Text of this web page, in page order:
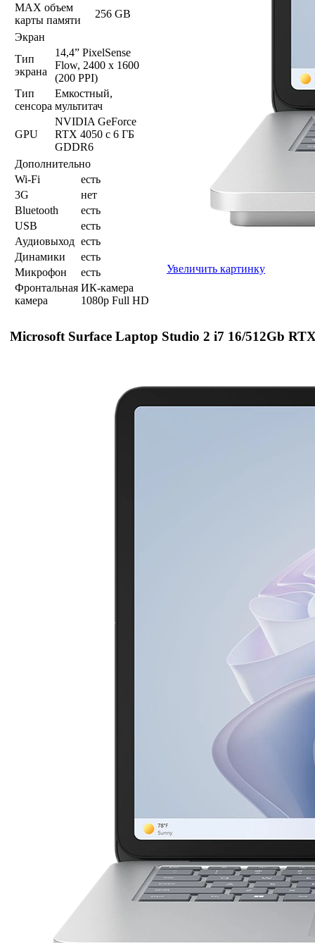
MAX объем
карты памяти
256 GB
Экран
Тип
экрана
14,4” PixelSense
Flow, 2400 x 1600
(200 PPI)
Тип
сенсора
Емкостный,
мультитач
GPU
NVIDIA GeForce
RTX 4050 с 6 ГБ
GDDR6
Дополнительно
Wi-Fi
есть
3G
нет
Bluetooth
есть
USB
есть
Аудиовыход есть
Динамики
есть
Микрофон
есть
Фронтальная
камера
ИК-камера
1080p Full HD
Увеличить картинку
Microsoft Surface Laptop Studio 2 i7 16/512Gb